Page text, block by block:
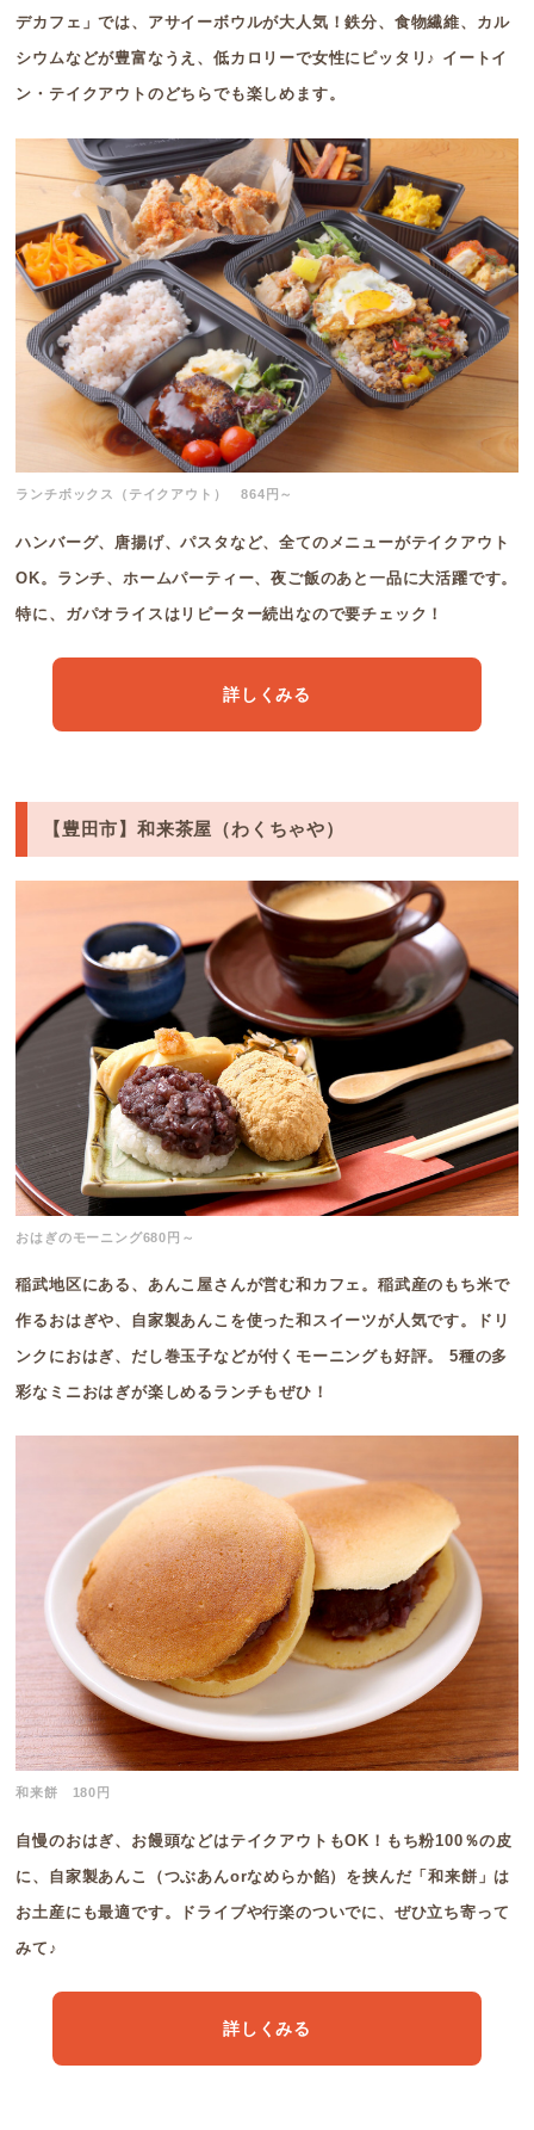
デカフェ」では、アサイーボウルが大人気！鉄分、食物繊維、カル
シウムなどが豊富なうえ、低カロリーで女性にピッタリ♪ イートイ
ン・テイクアウトのどちらでも楽しめます。
ランチボックス（テイクアウト） 864円～
ハンバーグ、唐揚げ、パスタなど、全てのメニューがテイクアウト
OK。ランチ、ホームパーティー、夜ご飯のあと一品に大活躍です。
特に、ガパオライスはリピーター続出なので要チェック！
詳しくみる
【豊田市】和来茶屋（わくちゃや）
おはぎのモーニング680円～
稲武地区にある、あんこ屋さんが営む和カフェ。稲武産のもち米で
作るおはぎや、自家製あんこを使った和スイーツが人気です。ドリ
ンクにおはぎ、だし巻玉子などが付くモーニングも好評。 5種の多
彩なミニおはぎが楽しめるランチもぜひ！
和来餅 180円
自慢のおはぎ、お饅頭などはテイクアウトもOK！もち粉100％の皮
に、自家製あんこ（つぶあんorなめらか餡）を挟んだ「和来餅」は
お土産にも最適です。ドライブや行楽のついでに、ぜひ立ち寄って
みて♪
詳しくみる